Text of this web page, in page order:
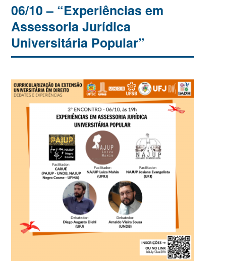
06/10 – “Experiências em
Assessoria Jurídica
Universitária Popular”